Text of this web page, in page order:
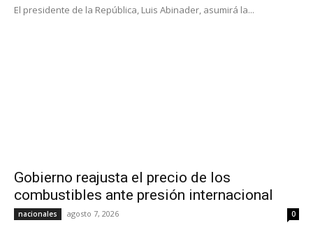
El presidente de la República, Luis Abinader, asumirá la...
Gobierno reajusta el precio de los
combustibles ante presión internacional
nacionales agosto 7, 2026 0